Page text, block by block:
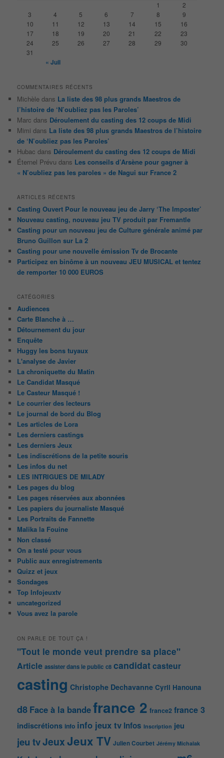
1
2
3
4 5 6 7 8
9
10
11 12 13 14 15
16
17
18 19 20 21 22
23
24
25 26 27 28 29
30
31
« Juil
COMMENTAIRES RÉCENTS
Michèle dans La liste des 98 plus grands Maestros de
l’histoire de ‘N’oubliez pas les Paroles’
Marc dans Déroulement du casting des 12 coups de Midi
Mimi dans La liste des 98 plus grands Maestros de l’histoire
de ‘N’oubliez pas les Paroles’
Hubac dans Déroulement du casting des 12 coups de Midi
Éternel Prévu dans Les conseils d’Arsène pour gagner à
« N’oubliez pas les paroles » de Nagui sur France 2
ARTICLES RÉCENTS
Casting Ouvert Pour le nouveau jeu de Jarry ‘The Imposter’
Nouveau casting, nouveau jeu TV produit par Fremantle
Casting pour un nouveau jeu de Culture générale animé par
Bruno Guillon sur La 2
Casting pour une nouvelle émission Tv de Brocante
Participez en binôme à un nouveau JEU MUSICAL et tentez
de remporter 10 000 EUROS
CATÉGORIES
Audiences
Carte Blanche à …
Détournement du jour
Enquête
Huggy les bons tuyaux
L'analyse de Javier
La chroniquette du Matin
Le Candidat Masqué
Le Casteur Masqué !
Le courrier des lecteurs
Le journal de bord du Blog
Les articles de Lora
Les derniers castings
Les derniers Jeux
Les indiscrétions de la petite souris
Les infos du net
LES INTRIGUES DE MILADY
Les pages du blog
Les pages réservées aux abonnées
Les papiers du journaliste Masqué
Les Portraits de Fannette
Malika la Fouine
Non classé
On a testé pour vous
Public aux enregistrements
Quizz et jeux
Sondages
Top Infojeuxtv
uncategorized
Vous avez la parole
ON PARLE DE TOUT ÇA !
"Tout le monde veut prendre sa place"
Article assister dans le public c8 candidatcasteur
casting Christophe Dechavanne Cyril Hanouna
d8 Face à la bandefrance 2 france2 france 3
indiscrétions info info jeux tv Infos Inscription jeu
jeu tvJeuxJeux TV Julien Courbet Jérémy Michalak